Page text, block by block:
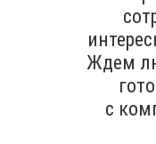
Ждем
с